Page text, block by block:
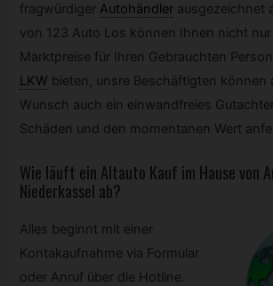
fragwürdiger Autohändler ausgezeichnet
von 123 Auto Los können Ihnen nicht nur
Marktpreise für Ihren Gebrauchten
LKW bieten, unsre Beschäftigten können
Wunsch auch ein einwandfreies
Schäden und den momentanen Wert
Wie läuft ein Altauto Kauf im Hause von
Niederkassel ab?
Alles beginnt mit einer
Kontakaufnahme via Formular
oder Anruf über die Hotline.